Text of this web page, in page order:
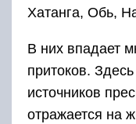
Хатанга, Обь,
В них впадает
притоков.
источников
отражается на